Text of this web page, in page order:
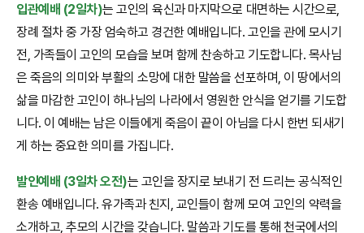
입관예배 (2일차)는 고인의 육신과 마지막으로 대면하는 시간으로,
장례 절차 중 가장 엄숙하고 경건한 예배입니다. 고인을 관에 모시기
전, 가족들이 고인의 모습을 보며 함께 찬송하고 기도합니다. 목사님
은 죽음의 의미와 부활의 소망에 대한 말씀을 선포하며, 이 땅에서의
삶을 마감한 고인이 하나님의 나라에서 영원한 안식을 얻기를 기도합
니다. 이 예배는 남은 이들에게 죽음이 끝이 아님을 다시 한번 되새기
게 하는 중요한 의미를 가집니다.
발인예배 (3일차 오전)는 고인을 장지로 보내기 전 드리는 공식적인
환송 예배입니다. 유가족과 친지, 교인들이 함께 모여 고인의 약력을
소개하고, 추모의 시간을 갖습니다. 말씀과 기도를 통해 천국에서의